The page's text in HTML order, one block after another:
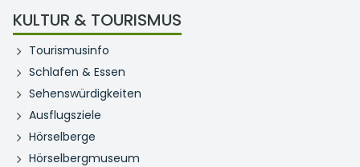
KULTUR & TOURISMUS
Tourismusinfo
Schlafen & Essen
Sehenswürdigkeiten
Ausflugsziele
Hörselberge
Hörselbergmuseum